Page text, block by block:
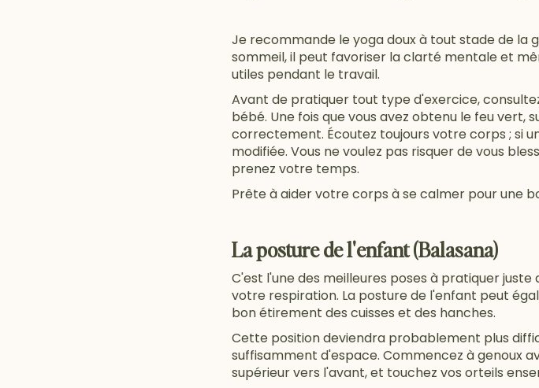
Je recommande le yoga doux à tout stade de la
sommeil, il peut favoriser la clarté mentale et
utiles pendant le travail.
Avant de pratiquer tout type d'exercice,
bébé. Une fois que vous avez obtenu le feu vert,
correctement. Écoutez toujours votre corps ; si
modifiée. Vous ne voulez pas risquer de vous
prenez votre temps.
Prête à aider votre corps à se calmer pour une
La posture de l'enfant (Balasana)
C'est l'une des meilleures poses à pratiquer
votre respiration. La posture de l'enfant peut
bon étirement des cuisses et des hanches.
Cette position deviendra probablement plus
suffisamment d'espace. Commencez à genoux
supérieur vers l'avant, et touchez vos orteils